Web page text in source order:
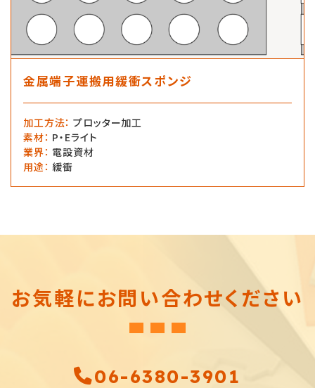
金属端子運搬用緩衝スポンジ
加工方法： プロッター加工
素材： P・Eライト
業界： 電設資材
用途 ： 緩衝
お気軽にお問い合わせください
06-6380-3901